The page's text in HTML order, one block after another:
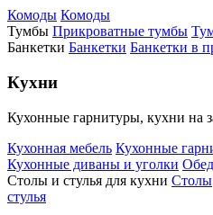
Комоды Комоды
Тумбы Прикроватные тумбы
Банкетки Банкетки Банкетки в
Кухни
Кухонные гарнитуры, кухни на
Кухонная мебель Кухонные
Кухонные диваны и уголки
Столы и стулья для кухни Столы
стулья